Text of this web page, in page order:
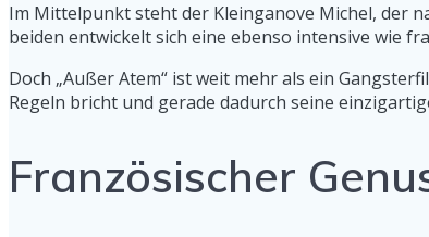
Im Mittelpunkt steht der Kleinganove Michel, der
beiden entwickelt sich eine ebenso intensive wie
Doch „Außer Atem“ ist weit mehr als ein
Regeln bricht und gerade dadurch seine
Französischer